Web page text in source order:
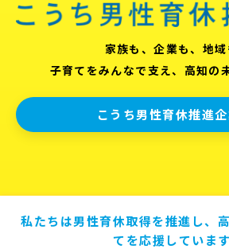
家族も、企業も、地域
子育てをみんなで支え、高知の
こうち男性育休推進
私たちは男性育休取得を推進し、
てを応援しています